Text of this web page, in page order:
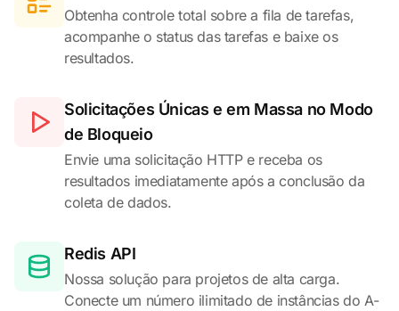
Obtenha controle total sobre a fila de tarefas,
acompanhe o status das tarefas e baixe os
resultados.
Solicitações Únicas e em Massa no Modo
de Bloqueio
Envie uma solicitação HTTP e receba os
resultados imediatamente após a conclusão da
coleta de dados.
Redis API
Nossa solução para projetos de alta carga.
Conecte um número ilimitado de instâncias do A-